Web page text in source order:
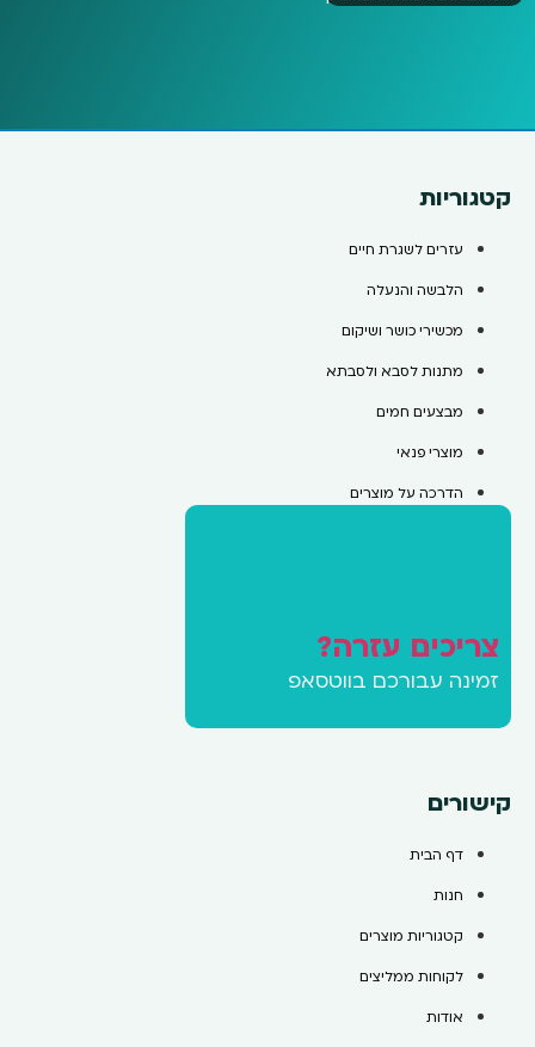
קטגוריות
עזרים לשגרת חיים
הלבשה והנעלה
מכשירי כושר ושיקום
מתנות לסבא ולסבתא
מבצעים חמים
מוצרי פנאי
הדרכה על מוצרים
צריכים עזרה?
זמינה עבורכם בווטסאפ
קישורים
דף הבית
חנות
קטגוריות מוצרים
לקוחות ממליצים
אודות